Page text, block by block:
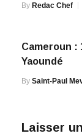
By Redac Chef
Cameroun :
Yaoundé
By Saint-Paul
Laisser